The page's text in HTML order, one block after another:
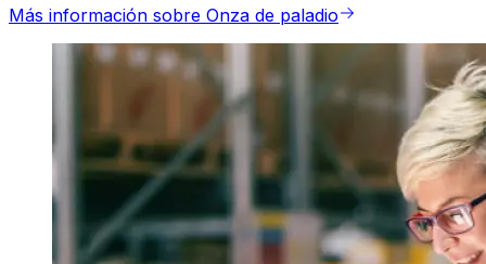
Más información sobre Onza de paladio